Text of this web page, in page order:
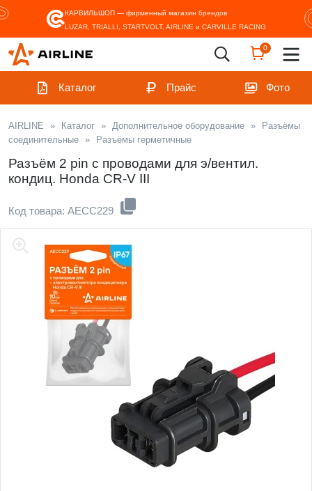
КАРВИЛЬШОП — фирменный магазин брендов
LUZAR, TRIALLI, STARTVOLT, AIRLINE и CARVILLE RACING
0
Каталог Прайс Фото
AIRLINE » Каталог » Дополнительное оборудование »
Разъёмы
соединительные » Разъёмы герметичные
Разъём 2 pin с проводами для э/вентил.
кондиц. Honda CR-V III
Код товара: AECC229